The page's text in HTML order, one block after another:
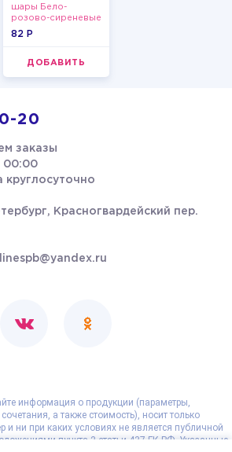
шары Бело-
розово-сиреневые
пастельные
82 P
ДОБАВИТЬ
20
заказы
00:00
круглосуточно
Красногвардейский пер.
информация о продукции (параметры,
а также стоимость), носит только
и ни при каких условиях не является публичной
пункта 2 статьи 437 ГК РФ. Указанные